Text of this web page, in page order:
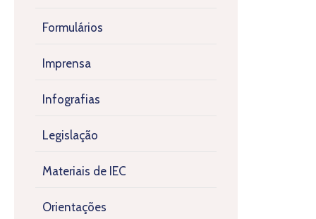
Formulários
Imprensa
Infografias
Legislação
Materiais de IEC
Orientações